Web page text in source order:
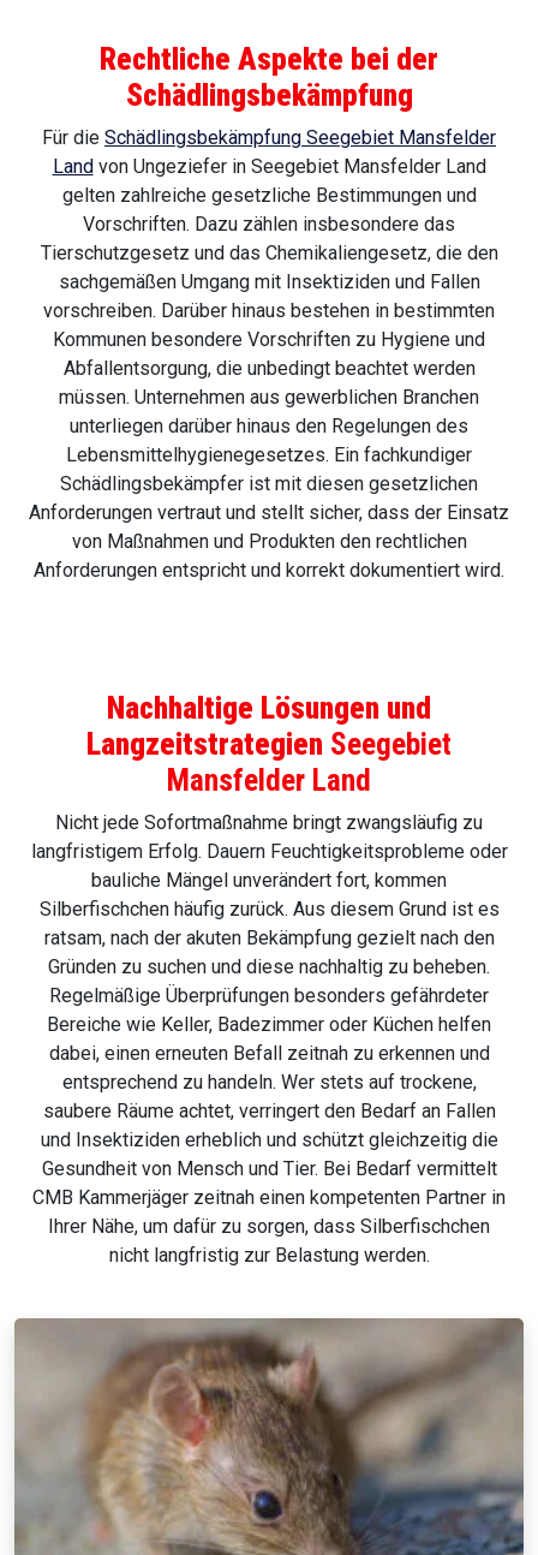
Rechtliche Aspekte bei der
Schädlingsbekämpfung
Für die Schädlingsbekämpfung Seegebiet Mansfelder
Landvon Ungeziefer in Seegebiet Mansfelder Land
gelten zahlreiche gesetzliche Bestimmungen und
Vorschriften. Dazu zählen insbesondere das
Tierschutzgesetz und das Chemikaliengesetz, die den
sachgemäßen Umgang mit Insektiziden und Fallen
vorschreiben. Darüber hinaus bestehen in bestimmten
Kommunen besondere Vorschriften zu Hygiene und
Abfallentsorgung, die unbedingt beachtet werden
müssen. Unternehmen aus gewerblichen Branchen
unterliegen darüber hinaus den Regelungen des
Lebensmittelhygienegesetzes. Ein fachkundiger
Schädlingsbekämpfer ist mit diesen gesetzlichen
Anforderungen vertraut und stellt sicher, dass der Einsatz
von Maßnahmen und Produkten den rechtlichen
Anforderungen entspricht und korrekt dokumentiert wird.
Nachhaltige Lösungen und
Langzeitstrategien Seegebiet
Mansfelder Land
Nicht jede Sofortmaßnahme bringt zwangsläufig zu
langfristigem Erfolg. Dauern Feuchtigkeitsprobleme oder
bauliche Mängel unverändert fort, kommen
Silberfischchen häufig zurück. Aus diesem Grund ist es
ratsam, nach der akuten Bekämpfung gezielt nach den
Gründen zu suchen und diese nachhaltig zu beheben.
Regelmäßige Überprüfungen besonders gefährdeter
Bereiche wie Keller, Badezimmer oder Küchen helfen
dabei, einen erneuten Befall zeitnah zu erkennen und
entsprechend zu handeln. Wer stets auf trockene,
saubere Räume achtet, verringert den Bedarf an Fallen
und Insektiziden erheblich und schützt gleichzeitig die
Gesundheit von Mensch und Tier. Bei Bedarf vermittelt
CMB Kammerjäger zeitnah einen kompetenten Partner in
Ihrer Nähe, um dafür zu sorgen, dass Silberfischchen
nicht langfristig zur Belastung werden.